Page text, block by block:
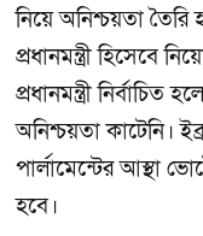
নিয়ে অনিশ্চয়তা তৈরি
প্রধানমন্ত্রী হিসেবে
প্রধানমন্ত্রী
অনিশ্চয়তা কাটেনি।
পার্লামেন্টের আস্থা
হবে।